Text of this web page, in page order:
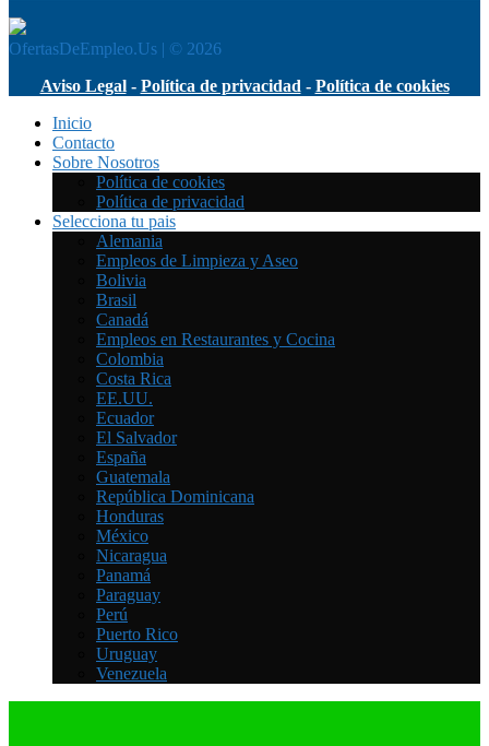
OfertasDeEmpleo.Us | © 2026
Aviso Legal- Política de privacidad - Política de cookies
Inicio
Contacto
Sobre Nosotros
Política de cookies
Política de privacidad
Selecciona tu pais
Alemania
Empleos de Limpieza y Aseo
Bolivia
Brasil
Canadá
Empleos en Restaurantes y Cocina
Colombia
Costa Rica
EE.UU.
Ecuador
El Salvador
España
Guatemala
República Dominicana
Honduras
México
Nicaragua
Panamá
Paraguay
Perú
Puerto Rico
Uruguay
Venezuela